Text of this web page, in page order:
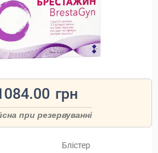
грн
при резервуванні
Блістер